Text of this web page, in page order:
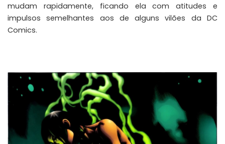
mudam rapidamente, ficando ela com atitudes e
impulsos semelhantes aos de alguns vilões da DC
Comics.